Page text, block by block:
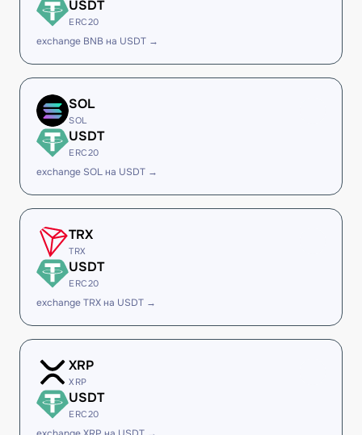
USDT
ERC20
exchange BNB на USDT →
SOL
SOL
USDT
ERC20
exchange SOL на USDT →
TRX
TRX
USDT
ERC20
exchange TRX на USDT →
XRP
XRP
USDT
ERC20